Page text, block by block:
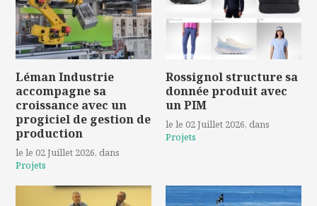
Léman Industrie
accompagne sa
croissance avec un
progiciel de gestion de
production
le le 02 Juillet 2026, dans
Projets
Rossignol structure sa
donnée produit avec
un PIM
le le 02 Juillet 2026, dans
Projets